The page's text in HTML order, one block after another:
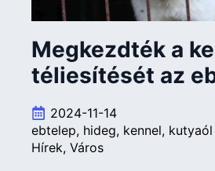
Megkezdték a
téliesítését az
2024-11-14
ebtelep hideg kennel kutyaól
Hírek Város